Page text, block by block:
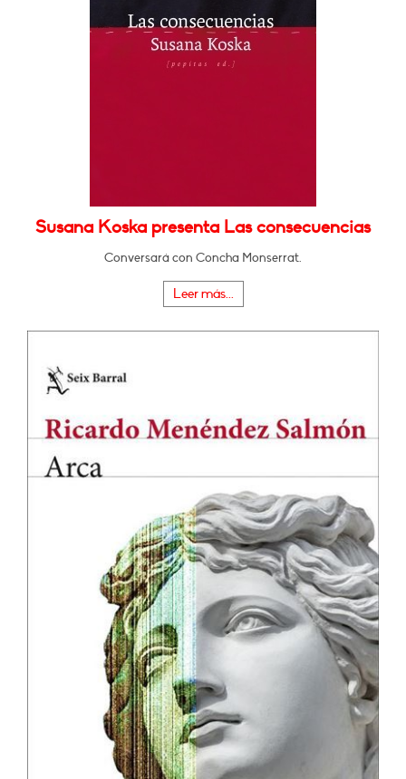
Susana Koska presenta Las consecuencias
Conversará con Concha Monserrat.
Leer más...